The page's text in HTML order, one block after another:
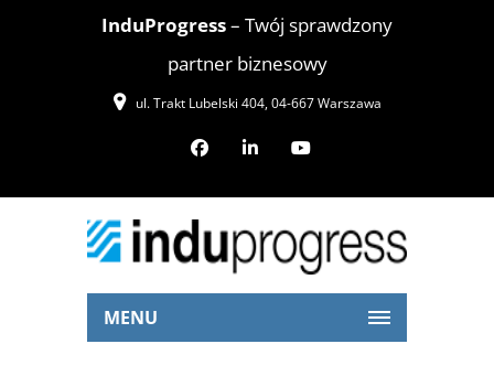
InduProgress– Twój sprawdzony
partner biznesowy
ul. Trakt Lubelski 404, 04-667 Warszawa
MENU